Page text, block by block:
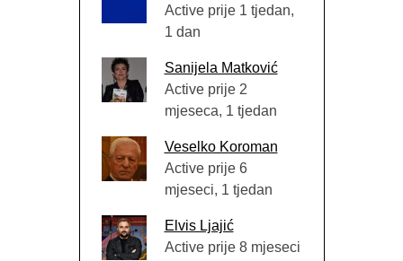
Active prije 1 tjedan,
1 dan
Sanijela Matković
Active prije 2
mjeseca, 1 tjedan
Veselko Koroman
Active prije 6
mjeseci, 1 tjedan
Elvis Ljajić
Active prije 8 mjeseci